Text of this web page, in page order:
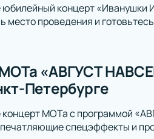
юбилейный концерт
место проведения и
«АВГУСТ
Петербурге
концерт МОТа с программой
спецэффекты и